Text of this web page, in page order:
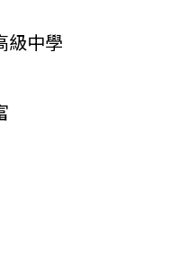
級中學